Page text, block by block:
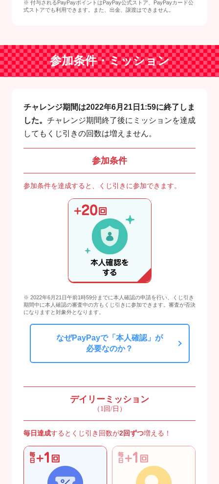
※ 付与されるPayPayポイントはPayPay公式ストア、PayPayカード公
式ストアでも利用できます。また、出金、譲渡はできません。
参加条件・ミッション
チャレンジ期間は2022年6月21日1:59に終了しま
した。 チャレンジ期間終了後にミッションを達成
してもくじ引きの回数は増えません。
参加条件
参加条件を達成すると、くじ引きに参加できます。
※ 2022年6月21日午前1時59分までに本人確認の申請を行い、くじ引き
期間中に本人確認の審査中の方もくじ引きに参加できます。審査が否決
になりますと対象外となります。
なぜPayPayで「本人確認」が
必要なのか？
デイリーミッション
（1回/日）
毎日達成するとくじ引き回数が2回ずつ増える！